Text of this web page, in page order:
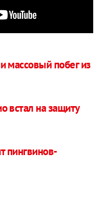
массовый побег из
встал на защиту
пингвинов-